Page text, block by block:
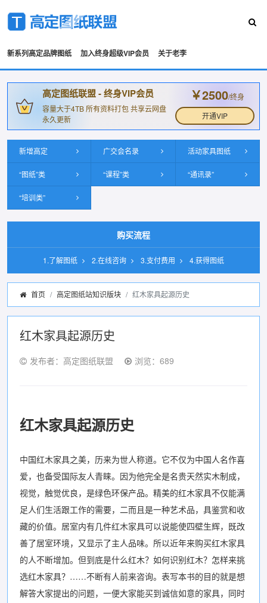
新系列高定品牌图纸 加入终身超级VIP会员 关于老李
高定图纸联盟 - 终身VIP会员
容量大于4TB 所有资料打包 共享云网盘
永久更新
￥2500/终身
开通VIP
新增高定 广交会名录 活动家具图纸
“图纸”类 “课程”类 “通讯录”
“培训类”
购买流程
1.了解图纸 2.在线咨询 3.支付费用 4.获得图纸
首页 高定图纸站知识版块 红木家具起源历史
红木家具起源历史
发布者：高定图纸联盟 浏览：689
红木家具起源历史
中国红木家具之美，历来为世人称道。它不仅为中国人名作喜
爱，也备受国际友人青睐。因为他完全是名贵天然实木制成，
视觉，触觉优良，是绿色环保产品。精美的红木家具不仅能满
足人们生活跟工作的需要，二而且是一种艺术品，具鉴赏和收
藏的价值。居室内有几件红木家具可以说能使四壁生辉，既改
善了居室环境，又显示了主人品味。所以近年来购买红木家具
的人不断增加。但到底是什么红木？如何识别红木？怎样来挑
选红木家具？……不断有人前来咨询。表写本书的目的就是想
解答大家提出的问题，一便大家能买到诚信如意的家具，同时